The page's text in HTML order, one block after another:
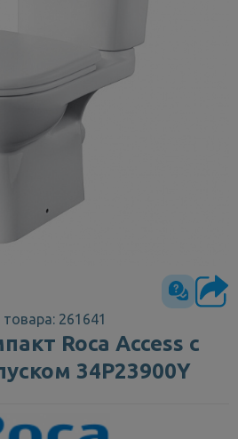
261641
Roca Access с
34P23900Y